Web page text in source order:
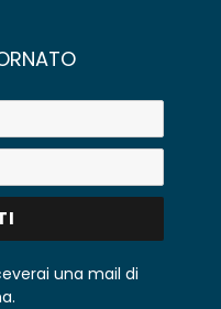
una mail di